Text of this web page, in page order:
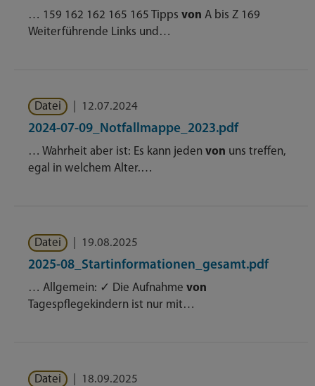
… 159 162 162 165 165 Tipps von A bis Z 169
Weiterführende Links und…
Datei 12.07.2024
2024-07-09_Notfallmappe_2023.pdf
… Wahrheit aber ist: Es kann jeden von uns treffen,
egal in welchem Alter.…
Datei 19.08.2025
2025-08_Startinformationen_gesamt.pdf
… Allgemein: ✓ Die Aufnahme von
Tagespflegekindern ist nur mit…
Datei 18.09.2025